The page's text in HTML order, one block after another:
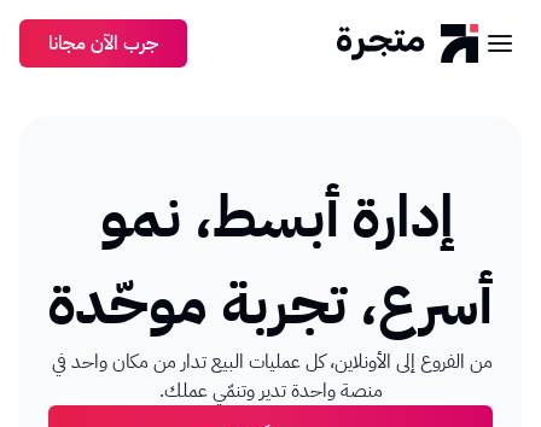
جرب الآن مجانا
إدارةأبسط، نمو
أسرع،تجربة موحّدة
منصة واحدة تدير وتنمّي عملك.